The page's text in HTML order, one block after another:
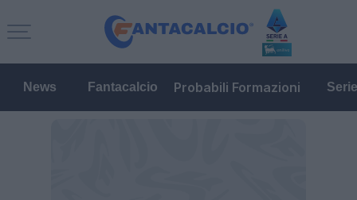
News Fantacalcio Probabili Formazioni